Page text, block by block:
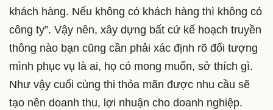
khách hàng. Nếu không có khách hàng thì không có
công ty”. Vậy nên, xây dựng bất cứ kế hoạch truyền
thông nào bạn cũng cần phải xác định rõ đối tượng
mình phục vụ là ai, họ có mong muốn, sở thích gì.
Như vậy cuối cùng thi thỏa mãn được nhu cầu sẽ
tạo nên doanh thu, lợi nhuận cho doanh nghiệp.